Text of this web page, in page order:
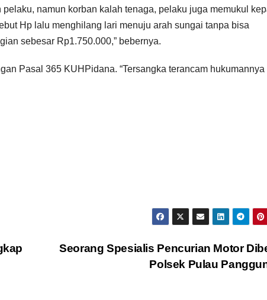
namun korban kalah tenaga, pelaku juga memukul
Hp lalu menghilang lari menuju arah sungai tanpa bisa
sebesar Rp1.750.000,” bebernya.
Pasal 365 KUHPidana. “Tersangka terancam hukumannya
Seorang Spesialis Pencurian Motor
Polsek Pulau